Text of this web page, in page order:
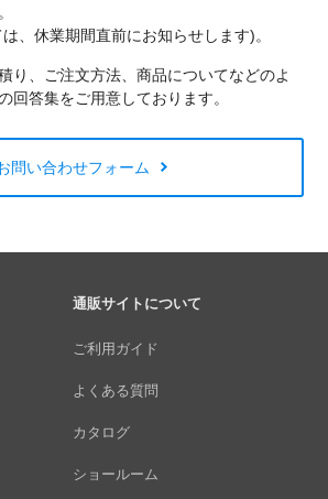
、休業期間直前にお知らせします)。
り、ご注文方法、商品についてなどのよ
回答集をご用意しております。
問い合わせフォーム
通販サイトについて
ご利用ガイド
よくある質問
カタログ
ショールーム